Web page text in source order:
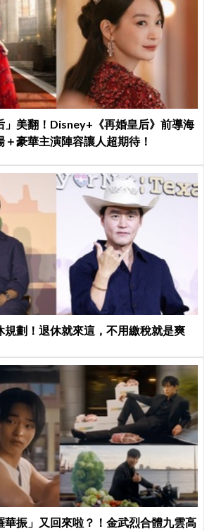
」美翻！Disney+《再婚皇后》前導海
豪華主演陣容讓人超期待！
規劃！退休就來這，不用繳稅就是爽
華振」又回來啦？！金武烈合體九雲高